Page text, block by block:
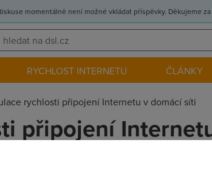
momentálně není možné vkládat příspěvky. Děkujeme
RYCHLOST INTERNETU ČLÁNKY
rychlosti připojení Internetu v domácí síti
připojení
že potřebuji kontrolovat a hlavně regulovat